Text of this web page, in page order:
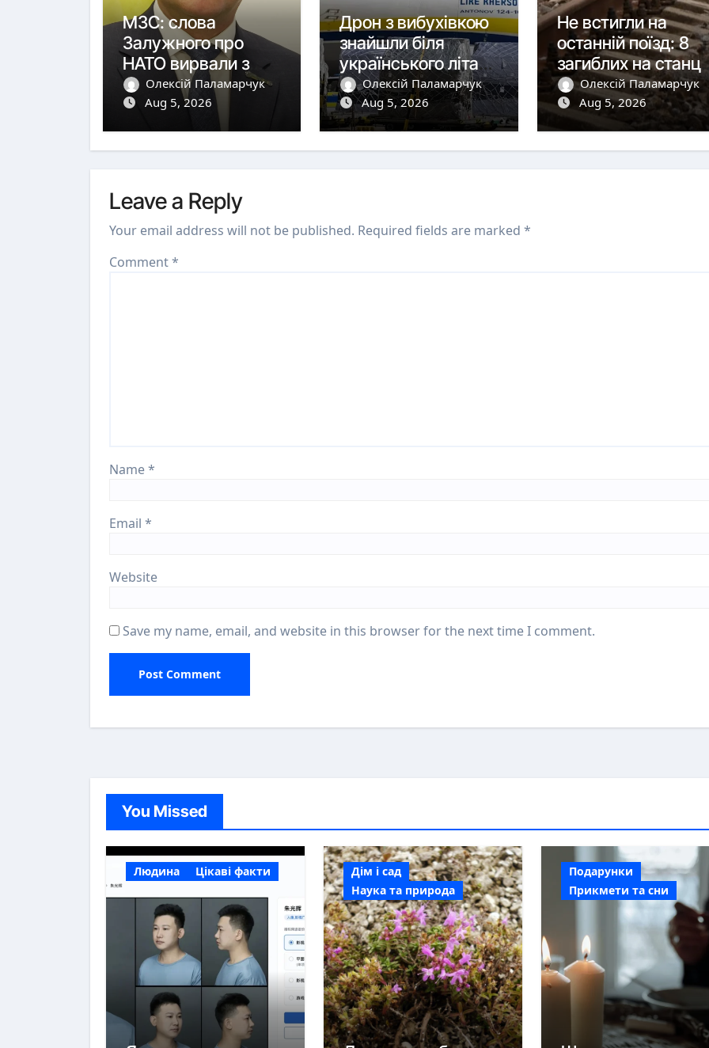
МЗС: слова
Залужного про
НАТО вирвали з
контексту
Олексій Паламарчук
Aug 5, 2026
Дрон з вибухівкою
знайшли біля
українського літака
в Лейпцигу
Олексій Паламарчук
Aug 5, 2026
Не встигли на
останній поїзд: 8
загиблих на станції
у Броварах
Олексій Паламарчук
Aug 5, 2026
Leave a Reply
Your email address will not be published. Required fields are marked *
Comment*
Name*
Email *
Website
Save my name, email, and website in this browser for the next time I comment.
You Missed
Людина Цікаві факти
Дім і сад
Наука та природа
Подарунки
Прикмети та сни